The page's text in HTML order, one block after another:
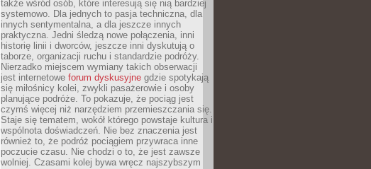
także wśród osób, które interesują się nią bardziej
systemowo. Dla jednych to pasja techniczna, dla
innych sentymentalna, a dla jeszcze innych
praktyczna. Jedni śledzą nowe połączenia, inni
historię linii i dworców, jeszcze inni dyskutują o
taborze, organizacji ruchu i standardzie podróży.
Nierzadko miejscem wymiany takich obserwacji
jest internetowe forum dyskusyjne gdzie spotykają
się miłośnicy kolei, zwykli pasażerowie i osoby
planujące podróże. To pokazuje, że pociąg jest
czymś więcej niż narzędziem przemieszczania się.
Staje się tematem, wokół którego powstaje kultura i
wspólnota doświadczeń. Nie bez znaczenia jest
również to, że podróż pociągiem przywraca inne
poczucie czasu. Nie chodzi o to, że jest zawsze
wolniej. Czasami kolej bywa wręcz najszybszym